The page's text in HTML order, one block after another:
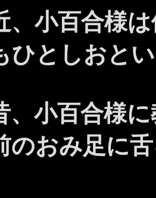
小百合様
ひとしおと
小百合様
のおみ足に